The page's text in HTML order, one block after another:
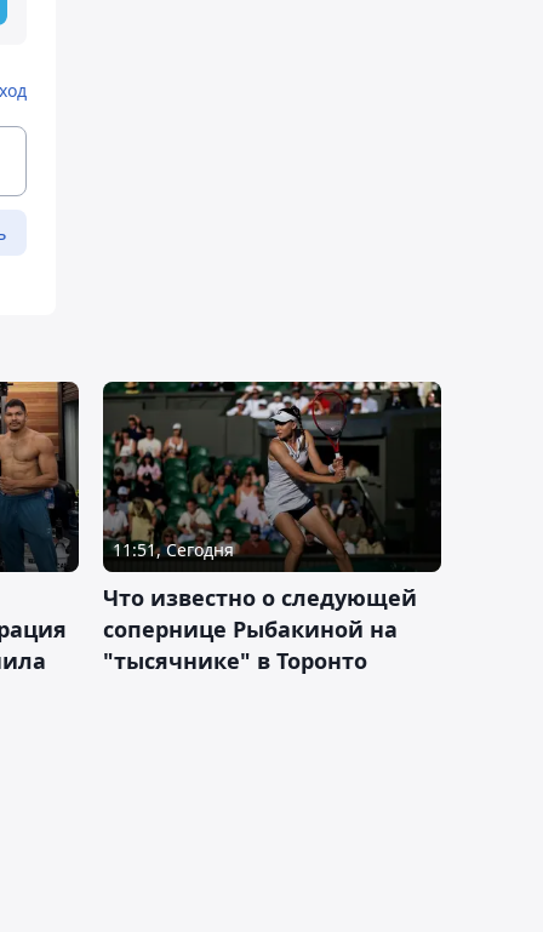
11:51, Сегодня
Что известно о следующей
сопернице Рыбакиной на
"тысячнике" в Торонто